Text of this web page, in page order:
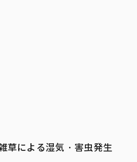
草による湿気・害虫発生